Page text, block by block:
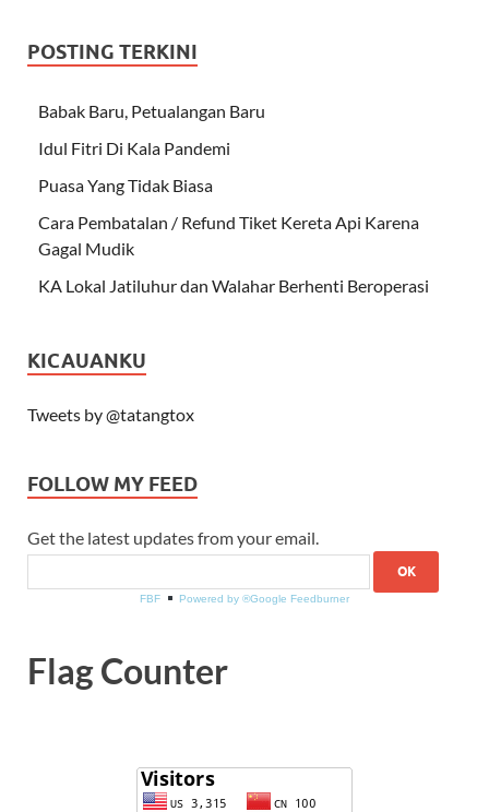
POSTING TERKINI
Babak Baru, Petualangan Baru
Idul Fitri Di Kala Pandemi
Puasa Yang Tidak Biasa
Cara Pembatalan / Refund Tiket Kereta Api Karena
Gagal Mudik
KA Lokal Jatiluhur dan Walahar Berhenti Beroperasi
KICAUANKU
Tweets by @tatangtox
FOLLOW MY FEED
Get the latest updates from your email.
FBF Powered by ®Google Feedburner
Flag Counter